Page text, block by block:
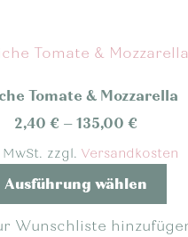
Die
Tomate & Mozzarella
2,40 € – 135,00 €
zzgl. Versandkosten
Ausführung wählen